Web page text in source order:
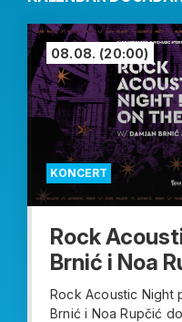
KONCERT
08.08. (20:00)
Rock
Brnić i Noa
Rock Acoustic Night
Brnić i Noa Rupčić